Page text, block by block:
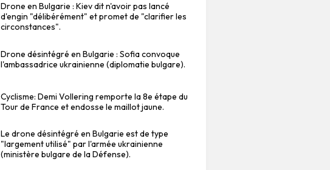
Drone en Bulgarie : Kiev dit n'avoir pas lancé
d'engin "délibérément" et promet de "clarifier les
circonstances".
Drone désintégré en Bulgarie : Sofia convoque
l'ambassadrice ukrainienne (diplomatie bulgare).
Cyclisme: Demi Vollering remporte la 8e étape du
Tour de France et endosse le maillot jaune.
Le drone désintégré en Bulgarie est de type
"largement utilisé" par l'armée ukrainienne
(ministère bulgare de la Défense).